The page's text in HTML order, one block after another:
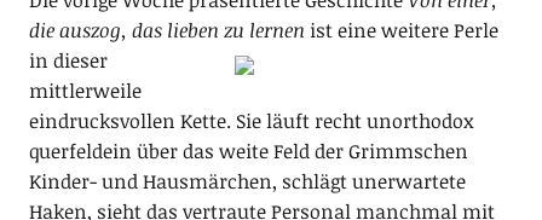
die auszog, das lieben zu lernen ist eine weitere Perle
in dieser
mittlerweile
eindrucksvollen Kette. Sie läuft recht unorthodox
querfeldein über das weite Feld der Grimmschen
Kinder- und Hausmärchen, schlägt unerwartete
Haken, sieht das vertraute Personal manchmal mit